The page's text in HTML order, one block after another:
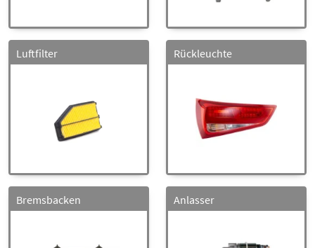
Luftfilter Rückleuchte
Bremsbacken Anlasser